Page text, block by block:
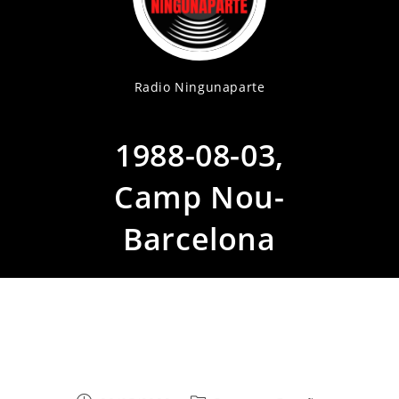
Radio Ningunaparte
1988-08-03,
Camp Nou-
Barcelona